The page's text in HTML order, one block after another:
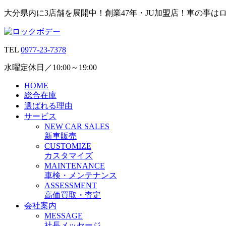
大分県内に3店舗を展開中！創業47年・JU加盟店！車の事は
TEL 0977-23-7378
水曜定休日／10:00～19:00
HOME
総合在庫
選ばれる理由
サービス
NEW CAR SALES
新車販売
CUSTOMIZE
カスタマイズ
MAINTENANCE
車検・メンテナンス
ASSESSMENT
高価買取・査定
会社案内
MESSAGE